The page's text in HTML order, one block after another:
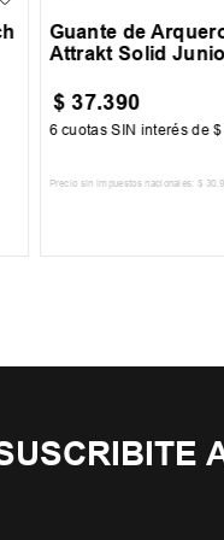
Guante de
Attrakt Solid
$ 37.390
6 cuotas SIN interés de$
Precio sin impuestos nacionales: $ 30.